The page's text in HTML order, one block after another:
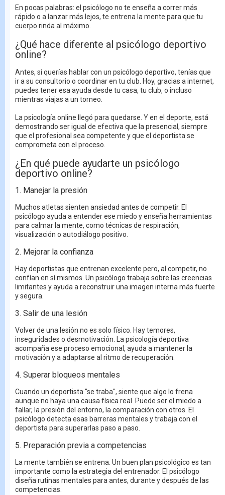
En pocas palabras: el psicólogo no te enseña a correr más
rápido o a lanzar más lejos, te entrena la mente para que tu
cuerpo rinda al máximo.
¿Qué hace diferente al psicólogo deportivo
online?
Antes, si querías hablar con un psicólogo deportivo, tenías que
ir a su consultorio o coordinar en tu club. Hoy, gracias a internet,
puedes tener esa ayuda desde tu casa, tu club, o incluso
mientras viajas a un torneo.
La psicología online llegó para quedarse. Y en el deporte, está
demostrando ser igual de efectiva que la presencial, siempre
que el profesional sea competente y que el deportista se
comprometa con el proceso.
¿En qué puede ayudarte un psicólogo
deportivo online?
1. Manejar la presión
Muchos atletas sienten ansiedad antes de competir. El
psicólogo ayuda a entender ese miedo y enseña herramientas
para calmar la mente, como técnicas de respiración,
visualización o autodiálogo positivo.
2. Mejorar la confianza
Hay deportistas que entrenan excelente pero, al competir, no
confían en sí mismos. Un psicólogo trabaja sobre las creencias
limitantes y ayuda a reconstruir una imagen interna más fuerte
y segura.
3. Salir de una lesión
Volver de una lesión no es solo físico. Hay temores,
inseguridades o desmotivación. La psicología deportiva
acompaña ese proceso emocional, ayuda a mantener la
motivación y a adaptarse al ritmo de recuperación.
4. Superar bloqueos mentales
Cuando un deportista "se traba", siente que algo lo frena
aunque no haya una causa física real. Puede ser el miedo a
fallar, la presión del entorno, la comparación con otros. El
psicólogo detecta esas barreras mentales y trabaja con el
deportista para superarlas paso a paso.
5. Preparación previa a competencias
La mente también se entrena. Un buen plan psicológico es tan
importante como la estrategia del entrenador. El psicólogo
diseña rutinas mentales para antes, durante y después de las
competencias.